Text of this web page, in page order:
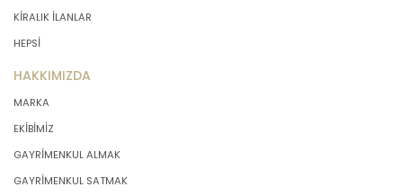
KİRALIK İLANLAR
HEPSİ
HAKKIMIZDA
MARKA
EKİBİMİZ
GAYRİMENKUL ALMAK
GAYRİMENKUL SATMAK